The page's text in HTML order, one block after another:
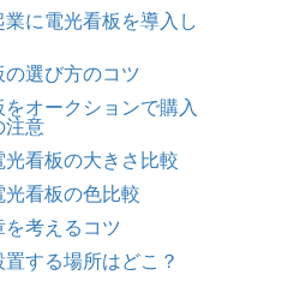
業に電光看板を導入し
の選び方のコツ
をオークションで購入
注意
光看板の大きさ比較
光看板の色比較
を考えるコツ
する場所はどこ？